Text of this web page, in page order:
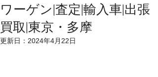
ワーゲン|査定|輸入車|出張
買取|東京・多摩
更新日： 2024年4月22日